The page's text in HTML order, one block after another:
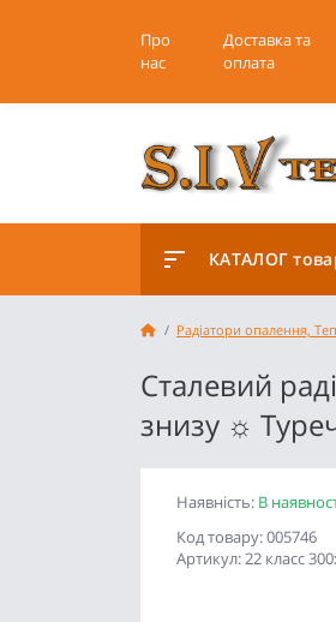
Про
нас
Доставка та
оплата
КАТАЛОГ
Радіатори опалення,
Сталевий
знизу ☼
Наявність: В
Код товару: 005746
Артикул: 22 класс